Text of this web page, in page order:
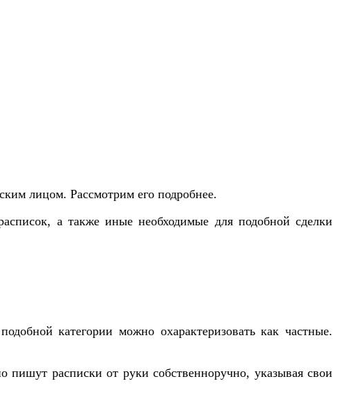
лицом. Рассмотрим его подробнее.
а также иные необходимые для подобной сделки
категории можно охарактеризовать как частные.
расписки от руки собственноручно, указывая свои